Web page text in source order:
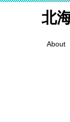
北
About